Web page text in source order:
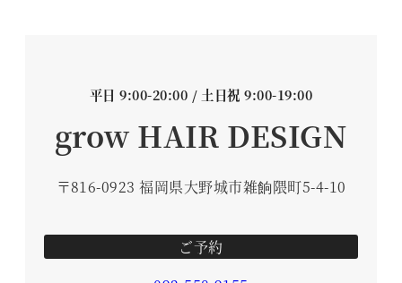
平日 9:00-20:00 / 土日祝 9:00-19:00
grow HAIR DESIGN
〒816-0923 福岡県大野城市雑餉隈町5-4-10
ご予約